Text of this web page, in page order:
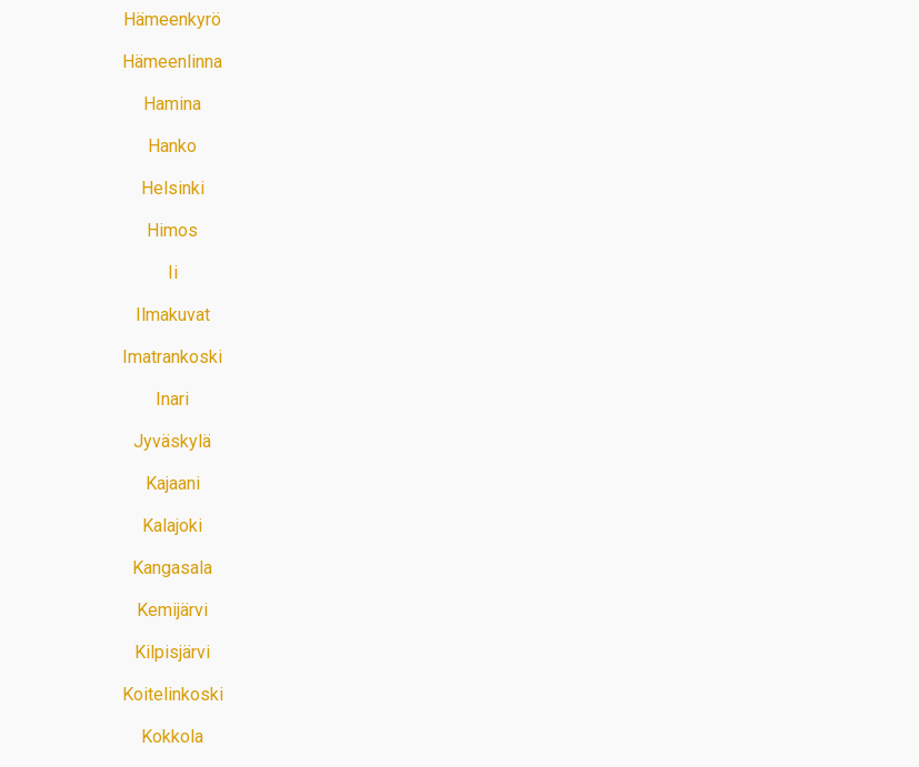
Hämeenkyrö
Hämeenlinna
Hamina
Hanko
Helsinki
Himos
Ii
Ilmakuvat
Imatrankoski
Inari
Jyväskylä
Kajaani
Kalajoki
Kangasala
Kemijärvi
Kilpisjärvi
Koitelinkoski
Kokkola